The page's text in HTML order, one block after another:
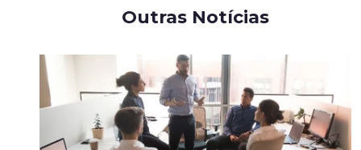
Outras Notícias